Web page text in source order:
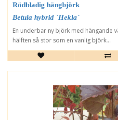
Rödbladig hängbjörk
Betula hybrid `Hekla´
En underbar ny björk med hängande
hälften så stor som en vanlig björk...